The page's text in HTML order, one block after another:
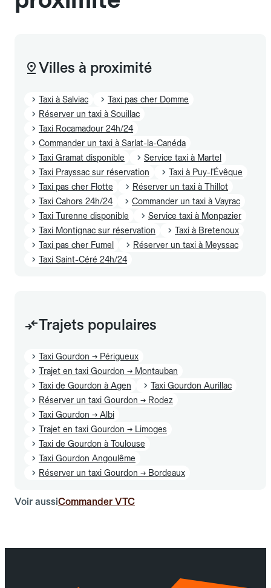
Villes à proximité
Taxi à Salviac
Taxi pas cher Domme
Réserver un taxi à Souillac
Taxi Rocamadour 24h/24
Commander un taxi à Sarlat-la-Canéda
Taxi Gramat disponible
Service taxi à Martel
Taxi Prayssac sur réservation
Taxi à Puy-l'Évêque
Taxi pas cher Flotte
Réserver un taxi à Thillot
Taxi Cahors 24h/24
Commander un taxi à Vayrac
Taxi Turenne disponible
Service taxi à Monpazier
Taxi Montignac sur réservation
Taxi à Bretenoux
Taxi pas cher Fumel
Réserver un taxi à Meyssac
Taxi Saint-Céré 24h/24
Trajets populaires
Taxi Gourdon → Périgueux
Trajet en taxi Gourdon → Montauban
Taxi de Gourdon à Agen
Taxi Gourdon Aurillac
Réserver un taxi Gourdon → Rodez
Taxi Gourdon → Albi
Trajet en taxi Gourdon → Limoges
Taxi de Gourdon à Toulouse
Taxi Gourdon Angoulême
Réserver un taxi Gourdon → Bordeaux
Voir aussiCommander VTC